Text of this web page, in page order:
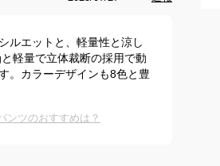
ルエットと、軽量性と涼し
軽量で立体裁断の採用で動
。カラーデザインも8色と豊
ンツのおすすめは？